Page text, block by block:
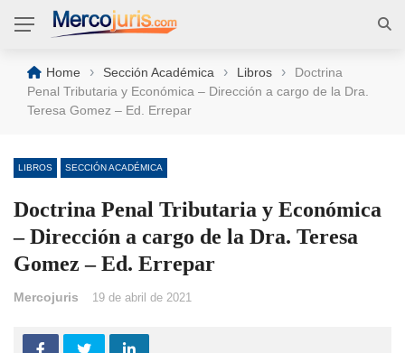
Home › Sección Académica › Libros ›
Doctrina
Penal Tributaria y Económica – Dirección a cargo de la Dra.
Teresa Gomez – Ed. Errepar
LIBROS SECCIÓN ACADÉMICA
Doctrina Penal Tributaria y Económica
– Dirección a cargo de la Dra. Teresa
Gomez – Ed. Errepar
Mercojuris 19 de abril de 2021